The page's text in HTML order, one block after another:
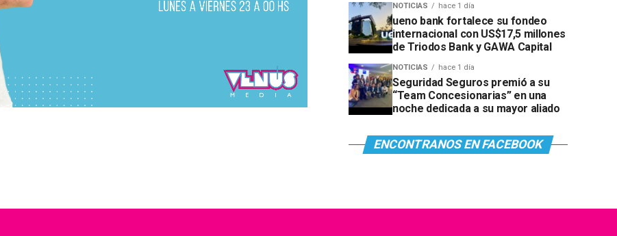
NOTICIAS hace 1 día
ueno bank fortalece su fondeo
internacional con US$17,5 millones
de Triodos Bank y GAWA Capital
NOTICIAS hace 1 día
Seguridad Seguros premió a su
“Team Concesionarias” en una
noche dedicada a su mayor aliado
ENCONTRANOS EN FACEBOOK